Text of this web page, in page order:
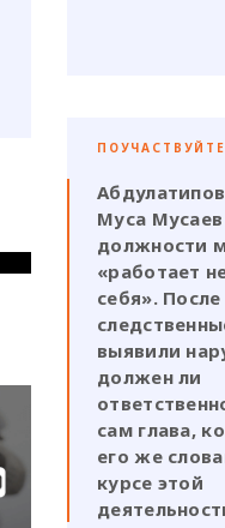
Муса
должности
«работает
себя».
выявили
должен ли
сам глава,
его же
курсе этой